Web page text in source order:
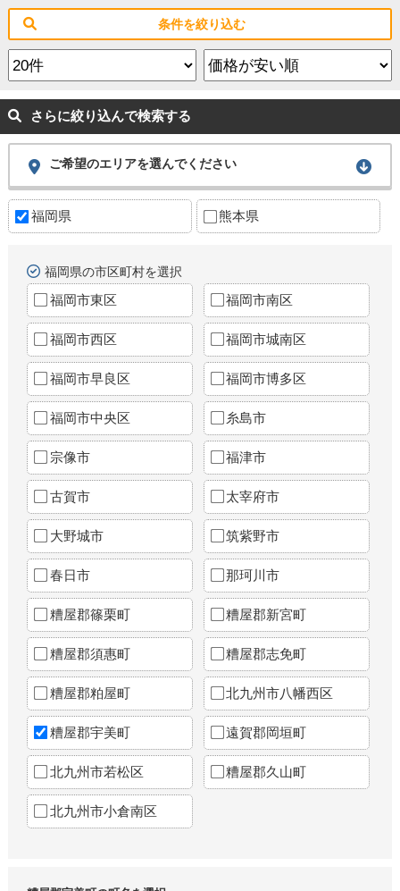
条件を絞り込む
さらに絞り込んで検索する
ご希望のエリアを選んでください
福岡県 熊本県
福岡県の市区町村を選択
福岡市東区 福岡市南区
福岡市西区 福岡市城南区
福岡市早良区 福岡市博多区
福岡市中央区 糸島市
宗像市 福津市
古賀市 太宰府市
大野城市 筑紫野市
春日市 那珂川市
糟屋郡篠栗町 糟屋郡新宮町
糟屋郡須惠町 糟屋郡志免町
糟屋郡粕屋町 北九州市八幡西区
糟屋郡宇美町 遠賀郡岡垣町
北九州市若松区 糟屋郡久山町
北九州市小倉南区